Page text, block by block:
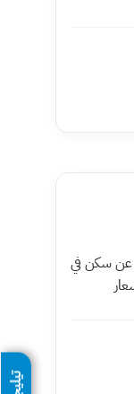
عن سكن في